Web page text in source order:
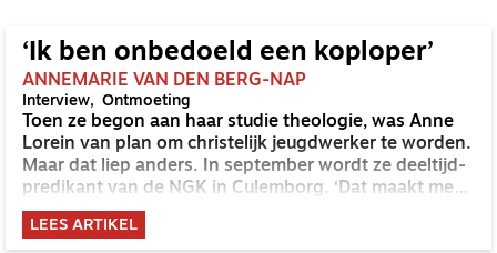
‘Ik ben onbedoeld een koploper’
ANNEMARIE VAN DEN BERG-NAP
Interview Ontmoeting
Toen ze begon aan haar studie theologie, was Anne
Lorein van plan om christelijk jeugdwerker te worden.
Maar dat liep anders. In september wordt ze deeltijd-
predikant van de NGK in Culemborg. ‘Dat maakt me
onbedoeld een koploper, zoveel vrouwelijke
predikanten zijn er nog niet binnen de NGK.’
LEES ARTIKEL